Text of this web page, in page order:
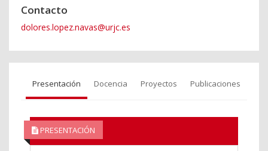
Contacto
dolores.lopez.navas@urjc.es
Presentación Docencia Proyectos Publicaciones
PRESENTACIÓN